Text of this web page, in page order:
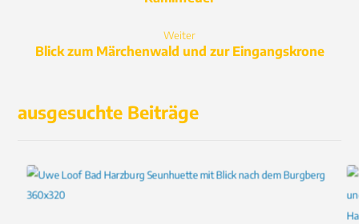
Weiter
Blick zum Märchenwald und zur Eingangskrone
ausgesuchte Beiträge